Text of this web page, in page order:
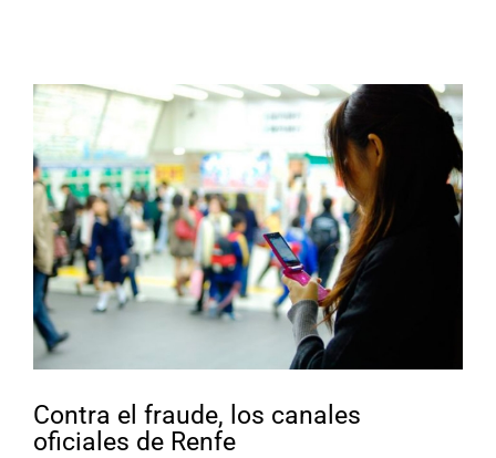
Ver
más
grande
Contra el fraude, los canales
oficiales de Renfe